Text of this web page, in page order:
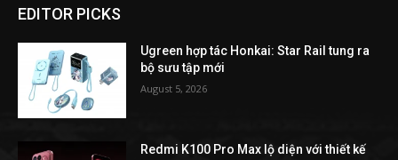
EDITOR PICKS
Ugreen hợp tác Honkai: Star Rail tung ra
bộ sưu tập mới
August 5, 2026
Redmi K100 Pro Max lộ diện với thiết kế